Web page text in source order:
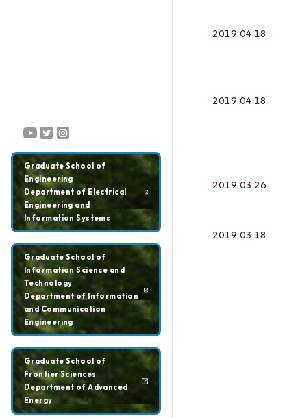
Graduate School of
Engineering
Department of Electrical
Engineering and
Information Systems
Graduate School of
Information Science and
Technology
Department of Information
and Communication
Engineering
Graduate School of
Frontier Sciences
Department of Advanced
Energy
2019.04.18
2019.04.18
2019.03.26
2019.03.18